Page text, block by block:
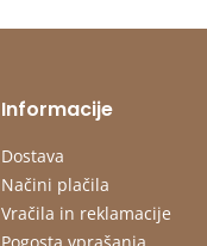
Informacije
Dostava
Načini plačila
Vračila in reklamacije